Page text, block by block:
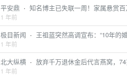
平安鼎 · 知名博主已失联一周！家属悬赏
1 年前
极目新闻 · 王祖蓝突然高调宣布：“10年的
1 年前
北大纵横 · 放弃千万退休金后代言燕窝，74
1 年前